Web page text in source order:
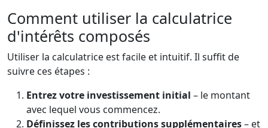
Comment utiliser la calculatrice
d'intérêts composés
Utiliser la calculatrice est facile et intuitif. Il suffit de
suivre ces étapes :
Entrez votre investissement initial – le montant
avec lequel vous commencez.
Définissez les contributions supplémentaires– et